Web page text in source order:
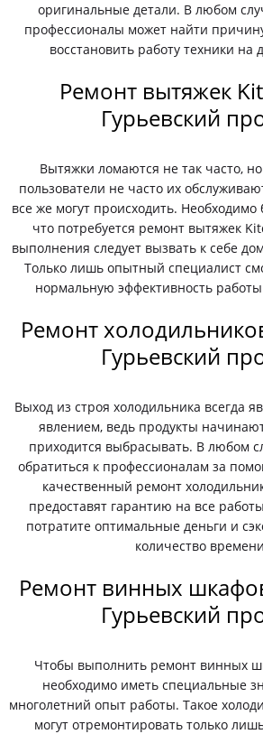
оригинальные детали. В любом
профессионалы может найти
восстановить работу техники на
Ремонт вытяжек
Гурьевский
Вытяжки ломаются не так часто,
пользователи не часто их
все же могут происходить. Необходимо
что потребуется ремонт вытяжек
выполнения следует вызвать к себе
Только лишь опытный специалист
нормальную эффективность
Ремонт
Гурьевский
Выход из строя холодильника всегда
явлением, ведь продукты
приходится выбрасывать. В любом
обратиться к профессионалам за
качественный ремонт
предоставят гарантию на все
потратите оптимальные деньги и
количество
Ремонт винных
Гурьевский
Чтобы выполнить ремонт винных
необходимо иметь специальные
многолетний опыт работы. Такое
могут отремонтировать только